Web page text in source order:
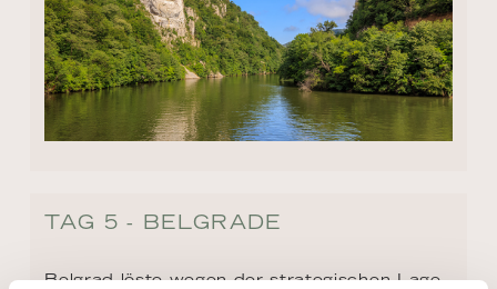
TAG 5 - BELGRADE
Belgrad löste wegen der strategischen Lage